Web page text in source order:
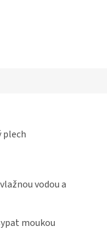
plech
vodou a
moukou